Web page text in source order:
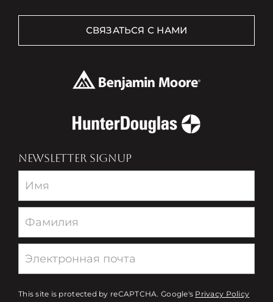
СВЯЗАТЬСЯ С НАМИ
NEWSLETTER SIGNUP
Newsletter
This site is protected by reCAPTCHA. Google's Privacy Policy